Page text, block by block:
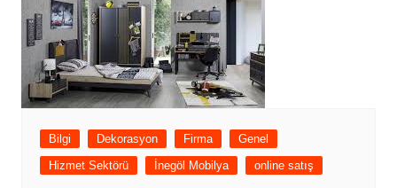
Bilgi Dekorasyon Firma
Genel
Hizmet Sektörü
İnegöl Mobilya online satış